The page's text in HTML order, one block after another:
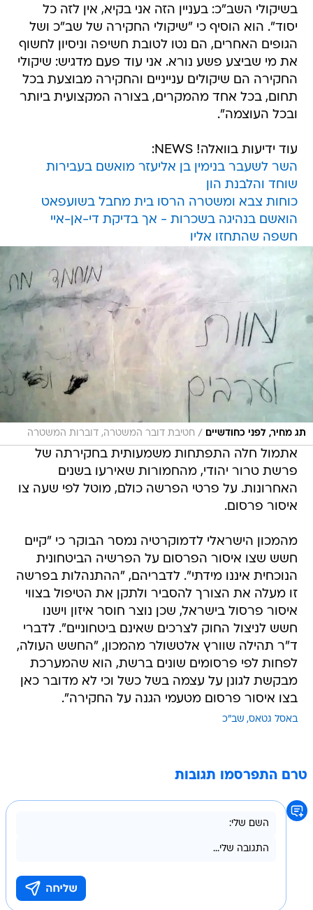
בשיקולי השב"כ: בעניין הזה אני בקיא, אין לזה כל
יסוד". הוא הוסיף כי "שיקולי החקירה של שב"כ ושל
הגופים האחרים, הם נטו לטובת חשיפה וניסיון לחשוף
את מי שביצע פשע נורא. אני עוד פעם מדגיש: שיקולי
החקירה הם שיקולים ענייניים והחקירה מבוצעת בכל
תחום, בכל אחד מהמקרים, בצורה המקצועית ביותר
ובכל העוצמה".
עוד ידיעות בוואלה! NEWS:
השר לשעבר בנימין בן אליעזר מואשם בעבירות
שוחד והלבנת הון
כוחות צבא ומשטרה הרסו בית מחבל בשועפאט
הואשם בנהיגה בשכרות - אך בדיקת די-אן-איי
חשפה שהתחזו אליו
תג מחיר, לפני כחודשיים / חטיבת דובר המשטרה, דוברות המשטרה
אתמול חלה התפתחות משמעותית בחקירתה של
פרשת טרור יהודי, מהחמורות שאירעו בשנים
האחרונות. על פרטי הפרשה כולם, מוטל לפי שעה צו
איסור פרסום.
מהמכון הישראלי לדמוקרטיה נמסר הבוקר כי "קיים
חשש שצו איסור הפרסום על הפרשיה הביטחונית
הנוכחית איננו מידתי". לדבריהם, "ההתנהלות בפרשה
זו מעלה את הצורך להסביר ולתקן את הטיפול בצווי
איסור פרסול בישראל, שכן נוצר חוסר איזון וישנו
חשש לניצול החוק לצרכים שאינם ביטחוניים". לדברי
ד"ר תהילה שוורץ אלטשולר מהמכון, "החשש העולה,
לפחות לפי פרסומים שונים ברשת, הוא שהמערכת
מבקשת לגונן על עצמה בשל כשל וכי לא מדובר כאן
בצו איסור פרסום מטעמי הגנה על החקירה".
באסל גטאס שב"כ
טרם התפרסמו תגובות